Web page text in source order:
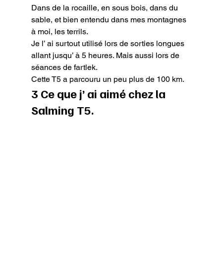
Dans de la rocaille, en sous bois, dans du
sable, et bien entendu dans mes montagnes
à moi, les terrils.
Je l’ ai surtout utilisé lors de sorties longues
allant jusqu’ à 5 heures. Mais aussi lors de
séances de fartlek.
Cette T5 a parcouru un peu plus de 100 km.
3 Ce que j’ ai aimé chez la
Salming T5.